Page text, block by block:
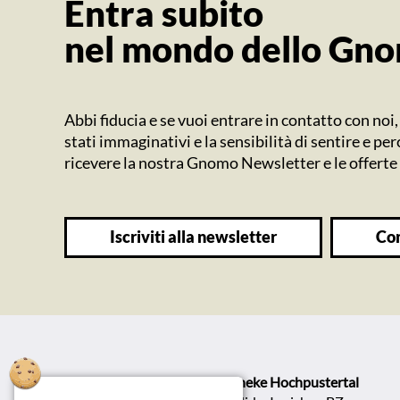
Entra subito
nel mondo dello
Abbi fiducia e se vuoi entrare in contatto con
stati immaginativi e la sensibilità di sentire e
ricevere la nostra Gnomo Newsletter e le
iscriviti alla newsletter
Farmacia Alta Pusteria Apotheke Hochpustertal